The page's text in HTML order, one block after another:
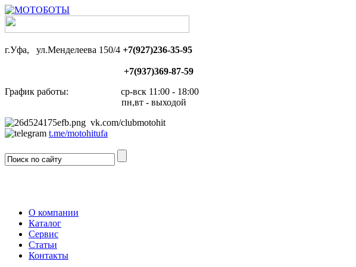
г.Уфа, ул.Менделеева 150/4 +7(927)236-35-95
+7(937)369-87-59
График работы: ср-вск 11:00 - 18:00
пн,вт - выходой
vk.com/clubmotohit
t.me/motohitufa
О компании
Каталог
Сервис
Статьи
Контакты